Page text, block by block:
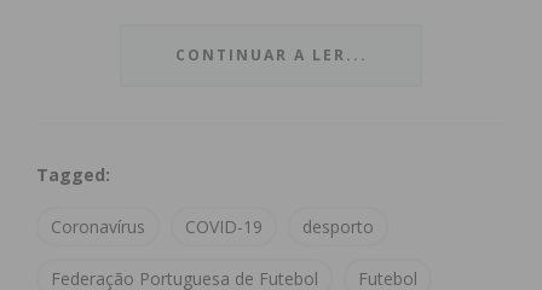
competições de futebol e futsal
anunciou esta quinta-feira que vai suspender todas
indeterminado.
CONTINUAR A LER...
Tagged:
Coronavírus COVID-19 desporto
Federação Portuguesa de Futebol Futebol